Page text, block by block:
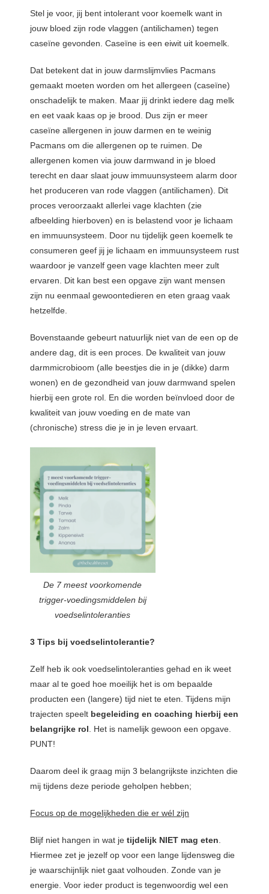
Stel je voor, jij bent intolerant voor koemelk want in
jouw bloed zijn rode vlaggen (antilichamen) tegen
caseïne gevonden. Caseïne is een eiwit uit koemelk.
Dat betekent dat in jouw darmslijmvlies Pacmans
gemaakt moeten worden om het allergeen (caseïne)
onschadelijk te maken. Maar jij drinkt iedere dag melk
en eet vaak kaas op je brood. Dus zijn er meer
caseïne allergenen in jouw darmen en te weinig
Pacmans om die allergenen op te ruimen. De
allergenen komen via jouw darmwand in je bloed
terecht en daar slaat jouw immuunsysteem alarm door
het produceren van rode vlaggen (antilichamen). Dit
proces veroorzaakt allerlei vage klachten (zie
afbeelding hierboven) en is belastend voor je lichaam
en immuunsysteem. Door nu tijdelijk geen koemelk te
consumeren geef jij je lichaam en immuunsysteem rust
waardoor je vanzelf geen vage klachten meer zult
ervaren. Dit kan best een opgave zijn want mensen
zijn nu eenmaal gewoontedieren en eten graag vaak
hetzelfde.
Bovenstaande gebeurt natuurlijk niet van de een op de
andere dag, dit is een proces. De kwaliteit van jouw
darmmicrobioom (alle beestjes die in je (dikke) darm
wonen) en de gezondheid van jouw darmwand spelen
hierbij een grote rol. En die worden beïnvloed door de
kwaliteit van jouw voeding en de mate van
(chronische) stress die je in je leven ervaart.
De 7 meest voorkomende
trigger-voedingsmiddelen bij
voedselintoleranties
3 Tips bij voedselintolerantie?
Zelf heb ik ook voedselintoleranties gehad en ik weet
maar al te goed hoe moeilijk het is om bepaalde
producten een (langere) tijd niet te eten. Tijdens mijn
trajecten speelt begeleiding en coaching hierbij een
belangrijke rol . Het is namelijk gewoon een opgave.
PUNT!
Daarom deel ik graag mijn 3 belangrijkste inzichten die
mij tijdens deze periode geholpen hebben;
Focus op de mogelijkheden die er wél zijn
Blijf niet hangen in wat je tijdelijk NIET mag eten
Hiermee zet je jezelf op voor een lange lijdensweg die
je waarschijnlijk niet gaat volhouden. Zonde van je
energie. Voor ieder product is tegenwoordig wel een